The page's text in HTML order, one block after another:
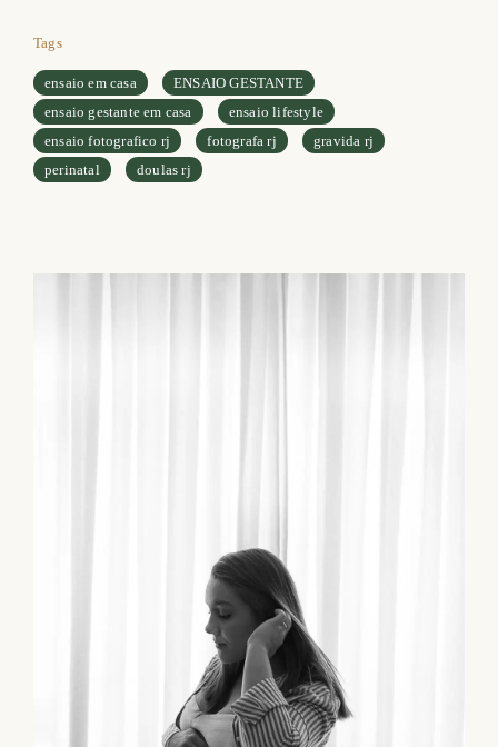
Tags
ensaio em casa
ENSAIO GESTANTE
ensaio gestante em casa
ensaio lifestyle
ensaio fotografico rj
fotografa rj
gravida rj
perinatal
doulas rj